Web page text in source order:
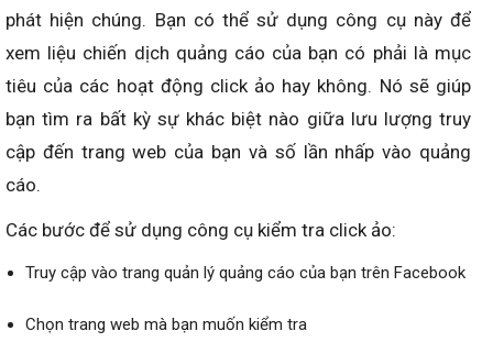
phát hiện chúng. Bạn có thể sử dụng công cụ này để
xem liệu chiến dịch quảng cáo của bạn có phải là mục
tiêu của các hoạt động click ảo hay không. Nó sẽ giúp
bạn tìm ra bất kỳ sự khác biệt nào giữa lưu lượng truy
cập đến trang web của bạn và số lần nhấp vào quảng
cáo.
Các bước để sử dụng công cụ kiểm tra click ảo:
Truy cập vào trang quản lý quảng cáo của bạn trên Facebook
Chọn trang web mà bạn muốn kiểm tra